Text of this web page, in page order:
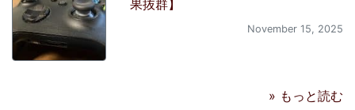
果抜群】
November 15, 2025
» もっと読む